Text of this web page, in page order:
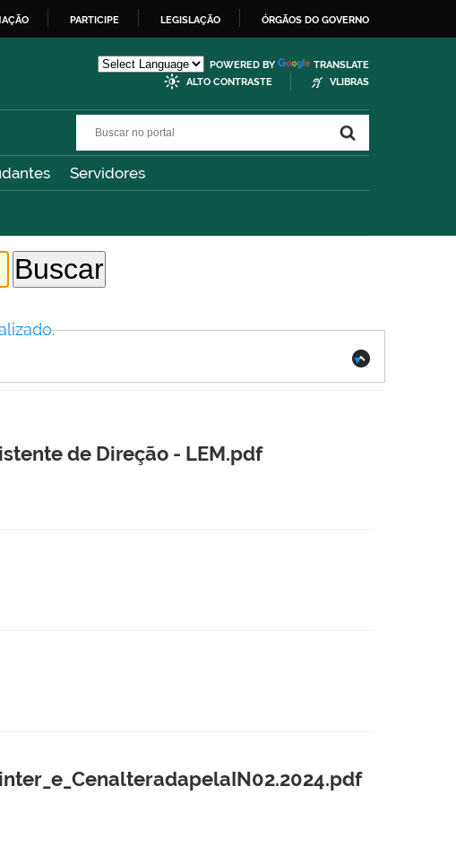
PARTICIPE LEGISLAÇÃO ÓRGÃOS DO GOVERNO
POWERED BY
TRANSLATE
ALTO CONTRASTE
VLIBRAS
Servidores
de Direção - LEM.pdf